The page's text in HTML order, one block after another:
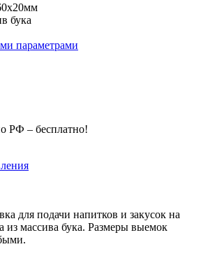
бука
параметрами
РФ – бесплатно!
для подачи напитков и закусок на
массива бука. Размеры выемок